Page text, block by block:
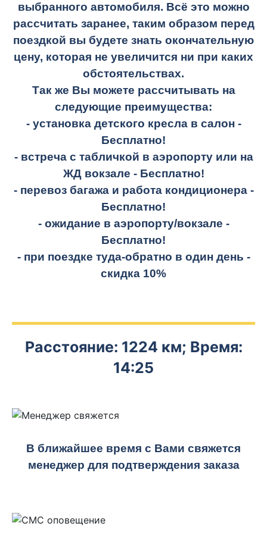
выбранного автомобиля. Всё это можно
рассчитать заранее, таким образом перед
поездкой вы будете знать окончательную
цену, которая не увеличится ни при каких
обстоятельствах.
Так же Вы можете рассчитывать на
следующие преимущества:
- установка детского кресла в салон -
Бесплатно!
- встреча с табличкой в аэропорту или на
ЖД вокзале - Бесплатно!
- перевоз багажа и работа кондиционера -
Бесплатно!
- ожидание в аэропорту/вокзале -
Бесплатно!
- при поездке туда-обратно в один день -
скидка 10%
Расстояние: 1224 км; Время:
14:25
В ближайшее время с Вами свяжется
менеджер для подтверждения заказа